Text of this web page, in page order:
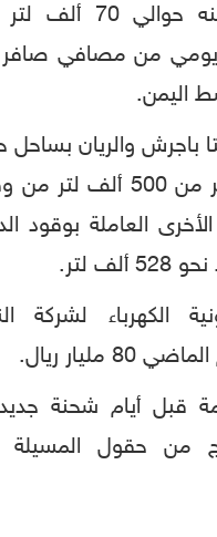
والذي تبقى منه
يومي من مصافي
اليمن.
باجرش والريان
اليوم الواحد أكثر من
العاملة بوقود
لتر.
الكهرباء لشركة
مليار ريال.
قبل أيام شحنة
من حقول المسيلة